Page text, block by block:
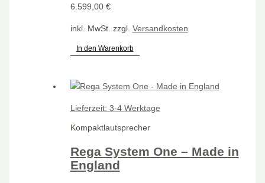
6.599,00 €
inkl. MwSt. zzgl. Versandkosten
In den Warenkorb
Lieferzeit: 3-4 Werktage
Kompaktlautsprecher
Rega System One – Made in
England